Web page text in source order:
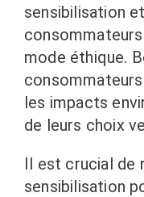
sensibilisation
mode éthique.
les impacts
de leurs choix
Il est crucial
sensibilisation